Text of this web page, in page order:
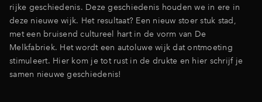
rijke geschiedenis. Deze geschiedenis houden we in ere in
deze nieuwe wijk. Het resultaat? Een nieuw stoer stuk stad,
met een bruisend cultureel hart in de vorm van De
Melkfabriek. Het wordt een autoluwe wijk dat ontmoeting
stimuleert. Hier kom je tot rust in de drukte en hier schrijf je
samen nieuwe geschiedenis!